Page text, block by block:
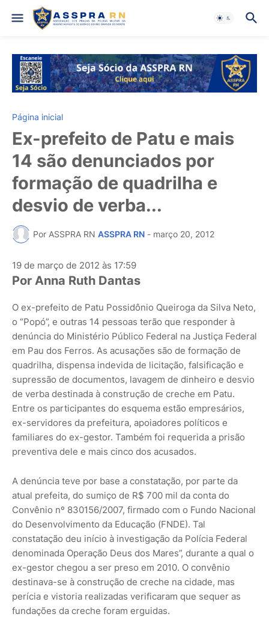
Página inicial
Ex-prefeito de Patu e mais
14 são denunciados por
formação de quadrilha e
desvio de verba...
Por ASSPRA RN ASSPRA RN - março 20, 2012
19 de março de 2012 às 17:59
Por Anna Ruth Dantas
O ex-prefeito de Patu Possidônio Queiroga da Silva Neto,
o “Popó”, e outras 14 pessoas terão que responder à
denúncia do Ministério Público Federal na Justiça Federal
em Pau dos Ferros. As acusações são de formação de
quadrilha, dispensa indevida de licitação, falsificação e
supressão de documentos, lavagem de dinheiro e desvio
de verba destinada à construção de creche em Patu.
Entre os participantes do esquema estão empresários,
ex-servidores da prefeitura, apoiadores políticos e
familiares do ex-gestor. Também foi requerida a prisão
preventiva dele e mais cinco dos acusados.
A denúncia teve por base a constatação, por parte da
atual prefeita, do sumiço de R$ 700 mil da conta do
Convênio nº 830156/2007, firmado com o Fundo Nacional
do Desenvolvimento da Educação (FNDE). Tal
constatação deu início à investigação da Polícia Federal
denominada Operação Deus dos Mares”, durante a qual o
ex-gestor chegou a ser preso em 2010. O convênio
destinava-se à construção de creche na cidade, mas
perícia e vistoria realizadas verificaram que sequer as
fundações da creche foram erguidas.